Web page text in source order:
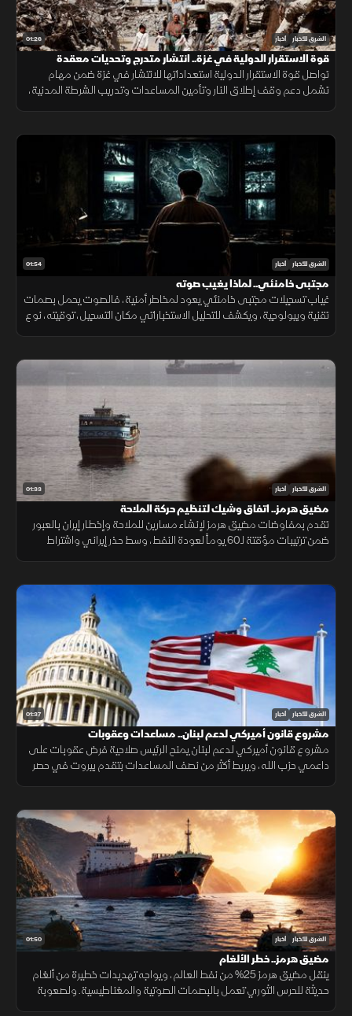
01:26 الشرق للأخبار أخبار
قوة الاستقرار الدولية في غزة.. انتشار متدرج وتحديات معقدة
تواصل قوة الاستقرار الدولية استعداداتها للانتشار في غزة ضمن مهام
تشمل دعم وقف إطلاق النار وتأمين المساعدات وتدريب الشرطة المدنية،
01:54 الشرق للأخبار أخبار
مجتبى خامنئي.. لماذا يغيب صوته
غياب تسجيلات مجتبى خامنئي يعود لمخاطر أمنية، فالصوت يحمل بصمات
تقنية وبيولوجية، ويكشف للتحليل الاستخباراتي مكان التسجيل، توقيته، نوع
01:33 الشرق للأخبار أخبار
مضيق هرمز.. اتفاق وشيك لتنظيم حركة الملاحة
تقدم بمفاوضات مضيق هرمز لإنشاء مسارين للملاحة وإخطار إيران بالعبور
ضمن ترتيبات مؤقتة لـ60 يوماً لعودة النفط، وسط حذر إيراني واشتراط
01:37 الشرق للأخبار أخبار
مشروع قانون أميركي لدعم لبنان.. مساعدات وعقوبات
مشروع قانون أميركي لدعم لبنان يمنح الرئيس صلاحية فرض عقوبات على
داعمي حزب الله، ويربط أكثر من نصف المساعدات بتقدم بيروت في حصر
01:50 الشرق للأخبار أخبار
مضيق هرمز.. خطر الألغام
ينقل مضيق هرمز 25% من نفط العالم، ويواجه تهديدات خطيرة من ألغام
حديثة للحرس الثوري تعمل بالبصمات الصوتية والمغناطيسية. ولصعوبة